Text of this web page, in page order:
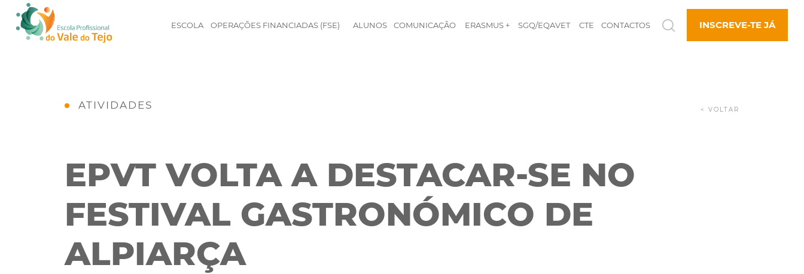
ESCOLA OPERAÇÕES FINANCIADAS (FSE) ALUNOS COMUNICAÇÃO ERASMUS + SGQ/EQAVET CTE CONTACTOS INSCREVE-TE JÁ
ATIVIDADES < VOLTAR
EPVT VOLTA A DESTACAR-SE NO
FESTIVAL GASTRONÓMICO DE
ALPIARÇA